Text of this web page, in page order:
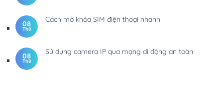
08
Th8
Cách mở khóa SIM điện thoại nhanh
08
Th8
Sử dụng camera IP qua mạng di động an toàn